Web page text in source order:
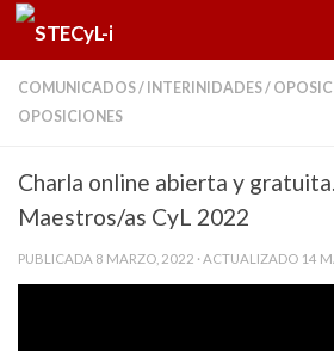
Saltar al contenido
COMUNICADOS/ INTERINIDADES/
OPOSICIONES
Charla online abierta y
Maestros/as CyL 2022
PUBLICADA 8 MARZO, 2022 · ACTUALIZADO 14